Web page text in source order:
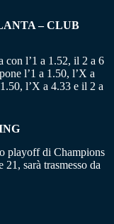
– CLUB
con l’1 a 1.52, il 2 a 6
l’1 a 1.50, l’X a
l’X a 4.33 e il 2 a
playoff di Champions
sarà trasmesso da